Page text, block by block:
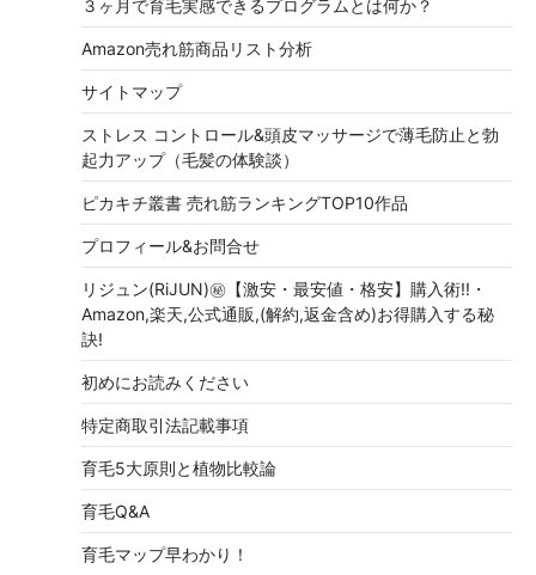
３ヶ月で育毛実感できるプログラムとは何か？
Amazon売れ筋商品リスト分析
サイトマップ
ストレス コントロール&頭皮マッサージで薄毛防止と勃
起力アップ（毛髪の体験談）
ピカキチ叢書 売れ筋ランキングTOP10作品
プロフィール&お問合せ
リジュン(RiJUN)㊙【激安・最安値・格安】購入術!!・
Amazon,楽天,公式通販,(解約,返金含め)お得購入する秘
訣!
初めにお読みください
特定商取引法記載事項
育毛5大原則と植物比較論
育毛Q&A
育毛マップ早わかり！